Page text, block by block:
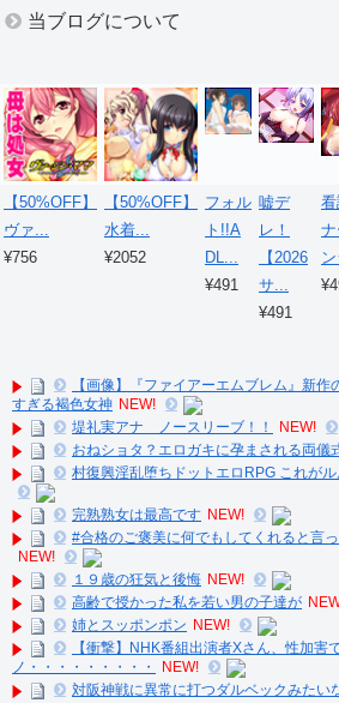
当ブログについて
【50%OFF】
ヴァ...
¥756
【50%OFF】
水着...
¥2052
フォル
ト!!A
DL...
¥491
嘘デ
レ！
【2026
サ...
¥491
【画像】『ファイアーエムブレム』新
すぎる褐色女神 NEW!
堤礼実アナ ノースリーブ！！
NEW!
おねショタ？エロガキに孕まされる両儀
村復興淫乱堕ちドットエロRPG これがル
完熟熟女は最高です NEW!
#合格のご褒美に何でもしてくれると言
NEW!
１９歳の狂気と後悔 NEW!
高齢で授かった私を若い男の子達が
姉とスッポンポン NEW!
【衝撃】NHK番組出演者Xさん、性加害
ノ・・・・・・・・・
NEW!
対阪神戦に異常に打つダルベックみたい